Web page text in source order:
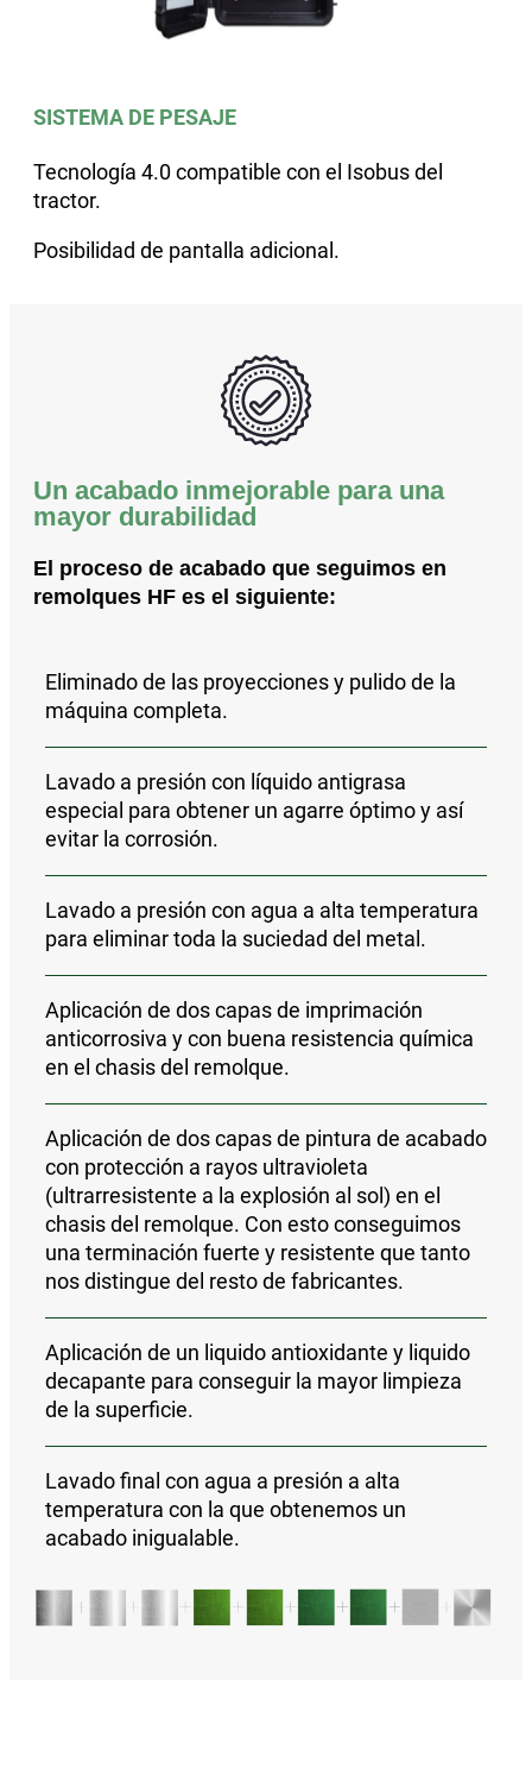
SISTEMA DE PESAJE
Tecnología 4.0 compatible con el Isobus del
tractor.
Posibilidad de pantalla adicional.
Un acabado inmejorable para una
mayor durabilidad
El proceso de acabado que seguimos en
remolques HF es el siguiente:
Eliminado de las proyecciones y pulidode la
máquina completa.
Lavado a presión con líquido antigrasa
especial para obtener un agarre óptimo y así
evitar la corrosión.
Lavado a presión con agua a alta temperatura
para eliminar toda la suciedad del metal.
Aplicación de dos capas de imprimación
anticorrosiva y con buena resistencia química
en el chasis del remolque.
Aplicación de dos capas de pintura de acabado
con protección a rayos ultravioleta
(ultrarresistente a la explosión al sol) en el
chasis del remolque. Con esto conseguimos
una terminación fuerte y resistente que tanto
nos distingue del resto de fabricantes.
Aplicación de un liquido antioxidante y liquido
decapante para conseguir la mayor limpieza
de la superficie.
Lavado final con agua a presión a alta
temperatura con la que obtenemos un
acabado inigualable.